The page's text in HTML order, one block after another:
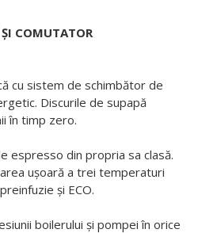
COMUTATOR
cu sistem de schimbător de
Discurile de supapă
în timp zero.
espresso din propria sa clasă.
ușoară a trei temperaturi
și ECO.
boilerului și pompei în orice